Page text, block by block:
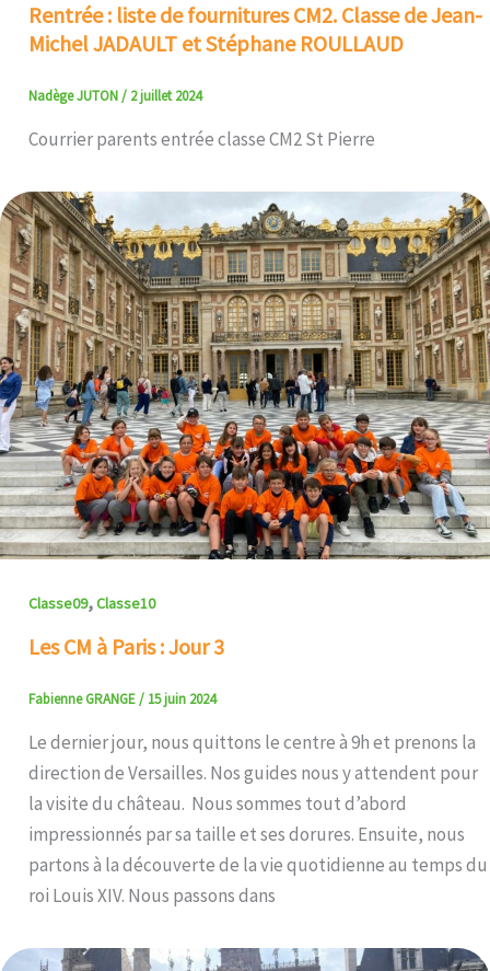
Rentrée : liste de fournitures CM2. Classe de Jean-
Michel JADAULT et Stéphane ROULLAUD
Nadège JUTON/ 2 juillet 2024
Courrier parents entrée classe CM2 St Pierre
Classe09,Classe10
Les CM à Paris : Jour 3
Fabienne GRANGE/ 15 juin 2024
Le dernier jour, nous quittons le centre à 9h et prenons la
direction de Versailles. Nos guides nous y attendent pour
la visite du château. Nous sommes tout d’abord
impressionnés par sa taille et ses dorures. Ensuite, nous
partons à la découverte de la vie quotidienne au temps du
roi Louis XIV. Nous passons dans